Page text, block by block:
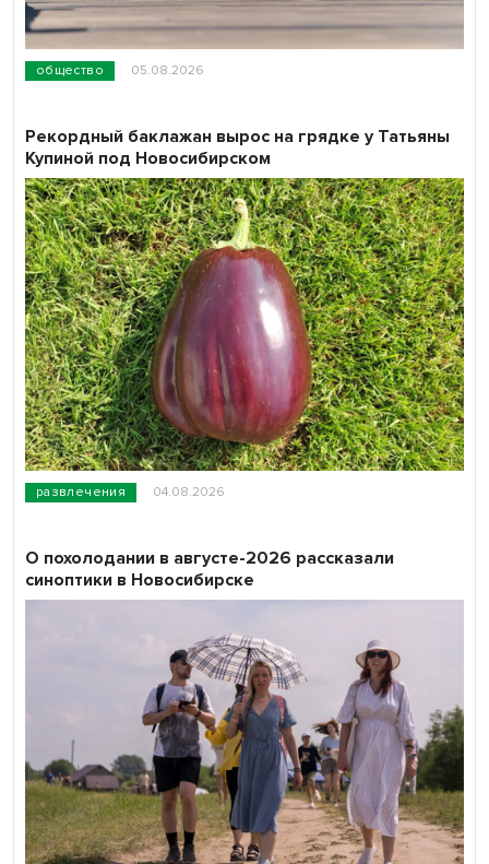
общество 05.08.2026
развлечения 04.08.2026
Рекордный баклажан вырос на грядке у Татьяны
Купиной под Новосибирском
О похолодании в августе-2026 рассказали
синоптики в Новосибирске